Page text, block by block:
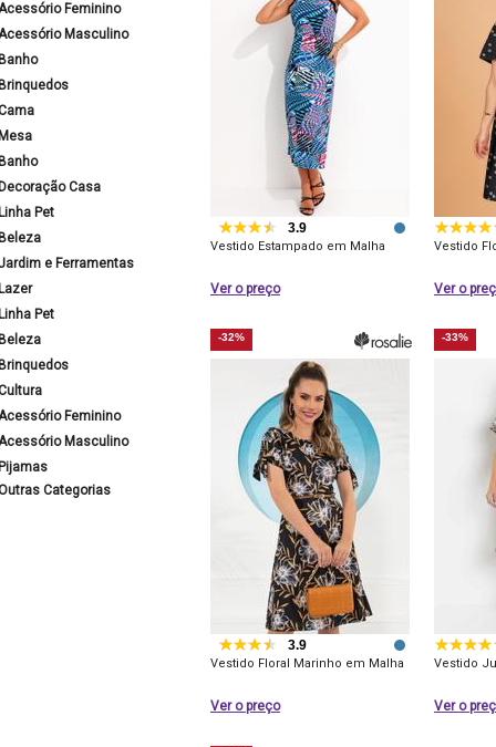
Feminino
Masculino
Casa
Pet
e Ferramentas
Pet
Feminino
Masculino
Categorias
3.9
Vestido Estampado em Malha
Ver o preço
Vestido
Ver o
-32%
3.9
Vestido Floral Marinho em Malha
Ver o preço
-33%
Vestido
Ver o